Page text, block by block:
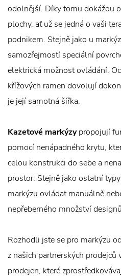
odolnější. Díky tomu dokážou
plochy, ať už se jedná o vaši
podnikem. Stejně jako u
samozřejmostí speciální
elektrická možnost ovládání.
křížových ramen dovolují
je její samotná šířka.
Kazetové markýzypropojují
pomocí nenápadného krytu,
celou konstrukci do sebe a
prostor. Stejně jako ostatní
markýzu ovládat manuálně
nepřeberného množství
Rozhodli jste se pro markýzu
z našich partnerských
prodejen, které